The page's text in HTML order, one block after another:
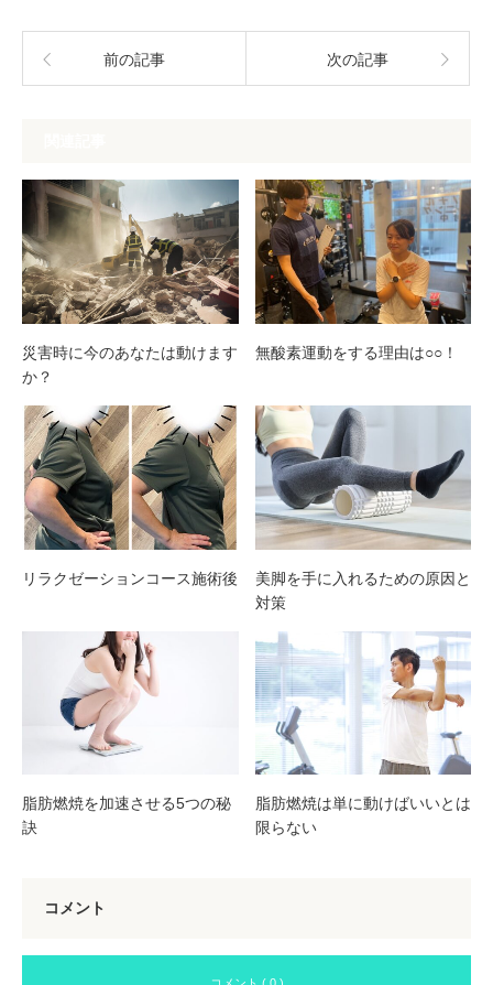
前の記事 次の記事
災害時に今のあなたは動けます
か？
無酸素運動をする理由は○○！
リラクゼーションコース施術後
美脚を手に入れるための原因と
対策
脂肪燃焼を加速させる5つの秘
訣
脂肪燃焼は単に動けばいいとは
限らない
コメント